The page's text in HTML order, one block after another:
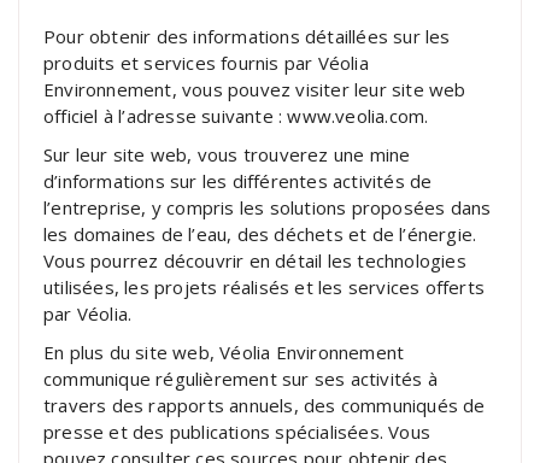
Pour obtenir des informations détaillées sur les
produits et services fournis par Véolia
Environnement, vous pouvez visiter leur site web
officiel à l’adresse suivante : www.veolia.com.
Sur leur site web, vous trouverez une mine
d’informations sur les différentes activités de
l’entreprise, y compris les solutions proposées dans
les domaines de l’eau, des déchets et de l’énergie.
Vous pourrez découvrir en détail les technologies
utilisées, les projets réalisés et les services offerts
par Véolia.
En plus du site web, Véolia Environnement
communique régulièrement sur ses activités à
travers des rapports annuels, des communiqués de
presse et des publications spécialisées. Vous
pouvez consulter ces sources pour obtenir des